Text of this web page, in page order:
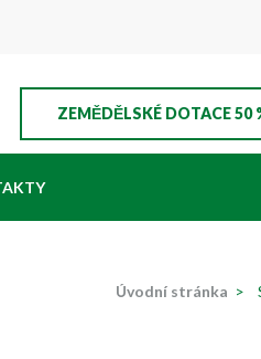
ZEMĚDĚLSKÉ DOTACE 50
Úvodní stránka >